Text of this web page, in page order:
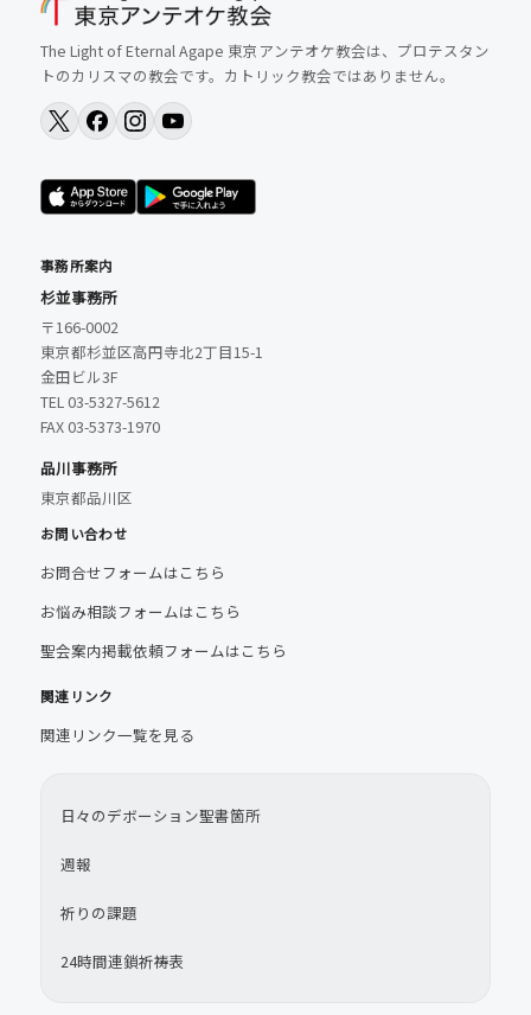
The Light of Eternal Agape 東京アンテオケ教会は、プロテスタン
トのカリスマの教会です。カトリック教会ではありません。
事務所案内
杉並事務所
〒166-0002
東京都杉並区高円寺北2丁目15-1
金田ビル3F
TEL 03-5327-5612
FAX 03-5373-1970
品川事務所
東京都品川区
お問い合わせ
お問合せフォームはこちら
お悩み相談フォームはこちら
聖会案内掲載依頼フォームはこちら
関連リンク
関連リンク一覧を見る
日々のデボーション聖書箇所
週報
祈りの課題
24時間連鎖祈祷表